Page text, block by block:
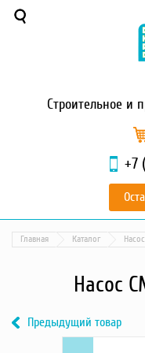
Строительное и
+7
Главная Каталог
Насос
Предыдущий товар
Меню
Доставка и оплата
Садовая техника
Промышленный
Строительные леса
Запчасти для малой
механизации